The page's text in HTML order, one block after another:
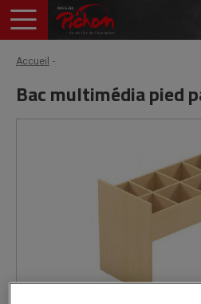
Accueil
Bac multimédia pied